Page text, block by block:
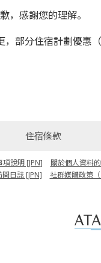
，感謝您的理解。
部分住宿計劃優惠
住宿條款
說明 [JPN] 關於個人資料
日誌 [JPN]
社群媒體政策（